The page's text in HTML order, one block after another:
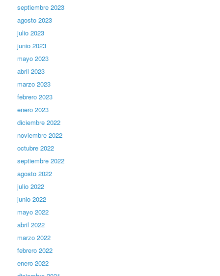
septiembre 2023
agosto 2023
julio 2023
junio 2023
mayo 2023
abril 2023
marzo 2023
febrero 2023
enero 2023
diciembre 2022
noviembre 2022
octubre 2022
septiembre 2022
agosto 2022
julio 2022
junio 2022
mayo 2022
abril 2022
marzo 2022
febrero 2022
enero 2022